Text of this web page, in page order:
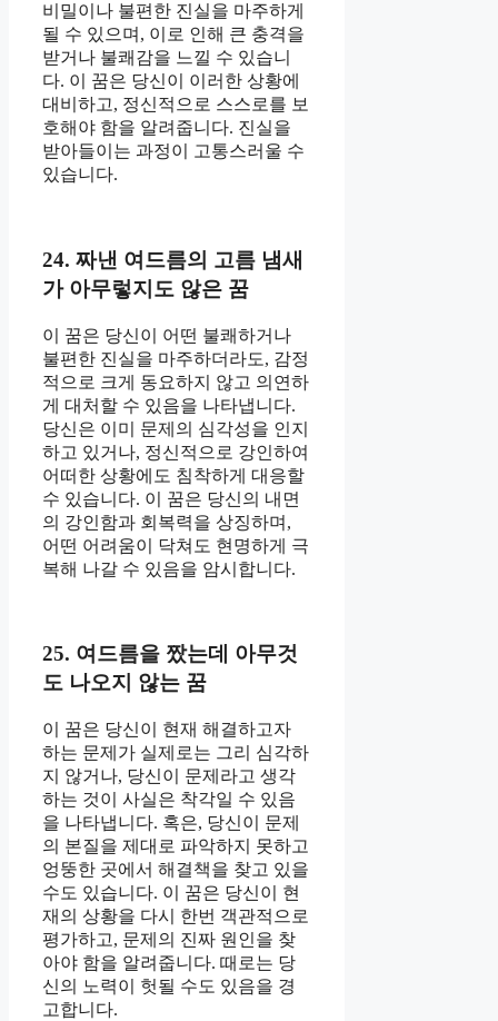
비밀이나 불편한 진실을 마주하게
될 수 있으며, 이로 인해 큰 충격을
받거나 불쾌감을 느낄 수 있습니
다. 이 꿈은 당신이 이러한 상황에
대비하고, 정신적으로 스스로를 보
호해야 함을 알려줍니다. 진실을
받아들이는 과정이 고통스러울 수
있습니다.
24. 짜낸 여드름의 고름 냄새
가 아무렇지도 않은 꿈
이 꿈은 당신이 어떤 불쾌하거나
불편한 진실을 마주하더라도, 감정
적으로 크게 동요하지 않고 의연하
게 대처할 수 있음을 나타냅니다.
당신은 이미 문제의 심각성을 인지
하고 있거나, 정신적으로 강인하여
어떠한 상황에도 침착하게 대응할
수 있습니다. 이 꿈은 당신의 내면
의 강인함과 회복력을 상징하며,
어떤 어려움이 닥쳐도 현명하게 극
복해 나갈 수 있음을 암시합니다.
25. 여드름을 짰는데 아무것
도 나오지 않는 꿈
이 꿈은 당신이 현재 해결하고자
하는 문제가 실제로는 그리 심각하
지 않거나, 당신이 문제라고 생각
하는 것이 사실은 착각일 수 있음
을 나타냅니다. 혹은, 당신이 문제
의 본질을 제대로 파악하지 못하고
엉뚱한 곳에서 해결책을 찾고 있을
수도 있습니다. 이 꿈은 당신이 현
재의 상황을 다시 한번 객관적으로
평가하고, 문제의 진짜 원인을 찾
아야 함을 알려줍니다. 때로는 당
신의 노력이 헛될 수도 있음을 경
고합니다.